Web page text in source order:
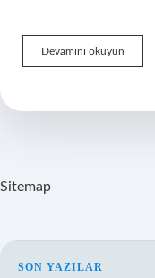
Devamını okuyun
Kürtçe
Gelir
Sitemap
SON YAZILAR